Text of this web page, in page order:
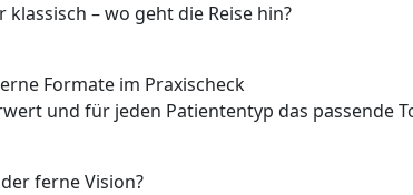
– wo geht die Reise hin?
Formate im Praxischeck
und für jeden Patiententyp das passende
ferne Vision?